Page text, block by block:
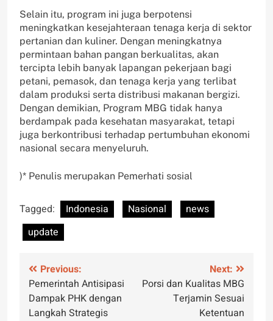
Selain itu, program ini juga berpotensi
meningkatkan kesejahteraan tenaga kerja di sektor
pertanian dan kuliner. Dengan meningkatnya
permintaan bahan pangan berkualitas, akan
tercipta lebih banyak lapangan pekerjaan bagi
petani, pemasok, dan tenaga kerja yang terlibat
dalam produksi serta distribusi makanan bergizi.
Dengan demikian, Program MBG tidak hanya
berdampak pada kesehatan masyarakat, tetapi
juga berkontribusi terhadap pertumbuhan ekonomi
nasional secara menyeluruh.
)* Penulis merupakan Pemerhati sosial
Tagged: Indonesia Nasional
news
update
Post
navigation
Previous:
Pemerintah Antisipasi
Dampak PHK dengan
Langkah Strategis
Next:
Porsi dan Kualitas MBG
Terjamin Sesuai
Ketentuan